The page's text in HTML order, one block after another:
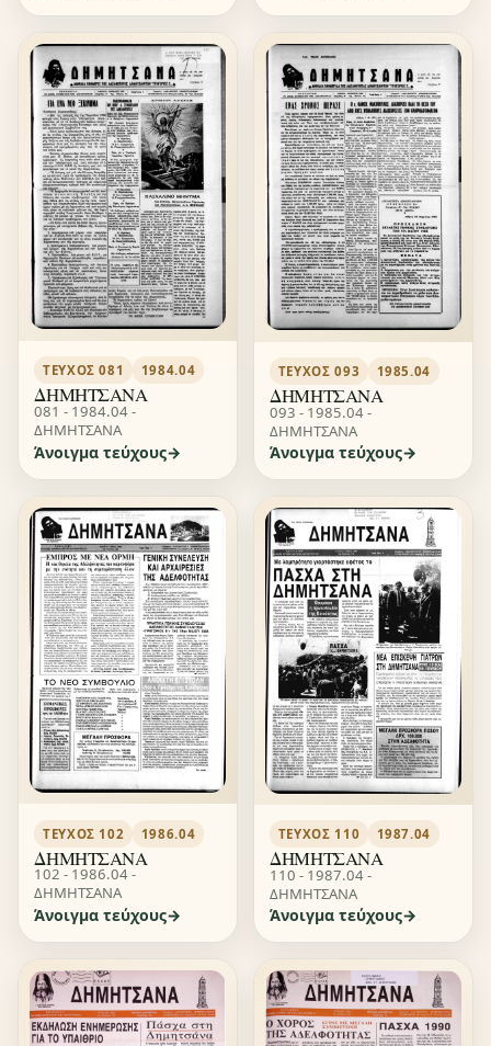
ΤΕΎΧΟΣ 081 1984.04
ΔΗΜΗΤΣΑΝΑ
081 - 1984.04 -
ΔΗΜΗΤΣΑΝΑ
Άνοιγμα τεύχους
ΤΕΎΧΟΣ 093 1985.04
ΔΗΜΗΤΣΑΝΑ
093 - 1985.04 -
ΔΗΜΗΤΣΑΝΑ
Άνοιγμα τεύχους
ΤΕΎΧΟΣ 102 1986.04
ΔΗΜΗΤΣΑΝΑ
102 - 1986.04 -
ΔΗΜΗΤΣΑΝΑ
Άνοιγμα τεύχους
ΤΕΎΧΟΣ 110 1987.04
ΔΗΜΗΤΣΑΝΑ
110 - 1987.04 -
ΔΗΜΗΤΣΑΝΑ
Άνοιγμα τεύχους